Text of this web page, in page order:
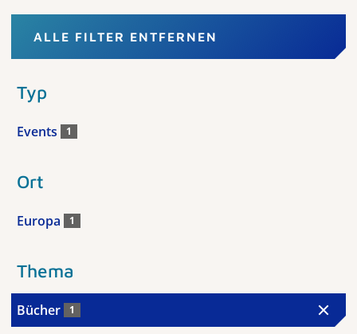
ALLE FILTER ENTFERNEN
Typ
Events 1
Ort
Europa 1
Thema
Bücher 1